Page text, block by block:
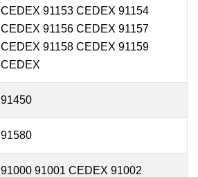
CEDEX 91153 CEDEX 91154
CEDEX 91156 CEDEX 91157
CEDEX 91158 CEDEX 91159
CEDEX
91450
91580
91000 91001 CEDEX 91002